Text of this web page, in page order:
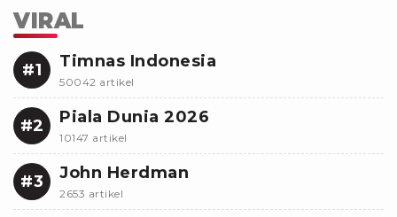
VIRAL
#1 Timnas Indonesia
50042 artikel
#2 Piala Dunia 2026
10147 artikel
#3 John Herdman
2653 artikel